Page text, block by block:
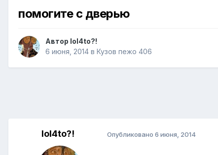
помогите с дверью
Автор lol4to?!
6 июня, 2014 в Кузов пежо 406
lol4to?! Опубликовано 6 июня, 2014